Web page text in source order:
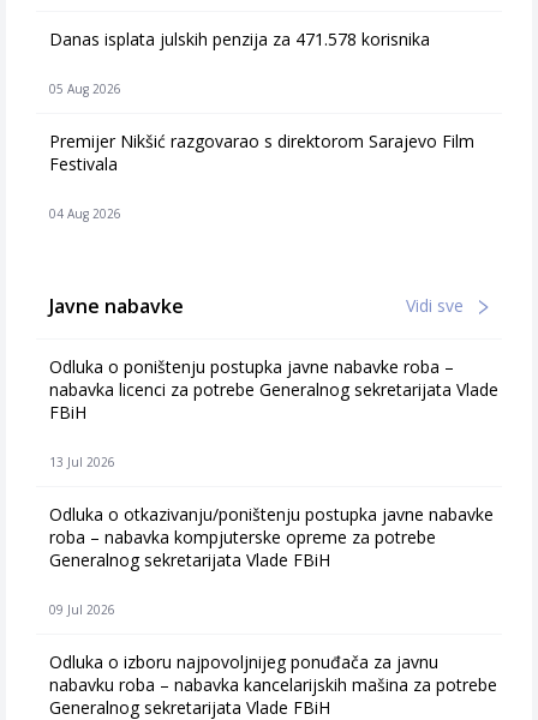
Danas isplata julskih penzija za 471.578 korisnika
05 Aug 2026
Premijer Nikšić razgovarao s direktorom Sarajevo Film
Festivala
04 Aug 2026
Javne nabavke Vidi sve
Odluka o poništenju postupka javne nabavke roba –
nabavka licenci za potrebe Generalnog sekretarijata Vlade
FBiH
13 Jul 2026
Odluka o otkazivanju/poništenju postupka javne nabavke
roba – nabavka kompjuterske opreme za potrebe
Generalnog sekretarijata Vlade FBiH
09 Jul 2026
Odluka o izboru najpovoljnijeg ponuđača za javnu
nabavku roba – nabavka kancelarijskih mašina za potrebe
Generalnog sekretarijata Vlade FBiH